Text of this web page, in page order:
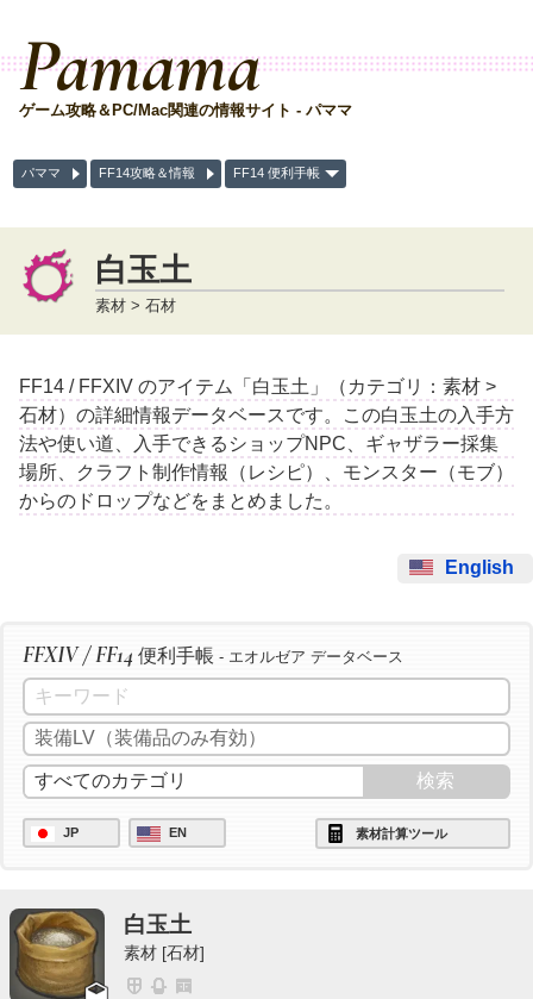
Pamama
ゲーム攻略＆PC/Mac関連の情報サイト - パママ
パママ FF14攻略＆情報 FF14 便利手帳
白玉土
素材 > 石材
FF14 / FFXIV のアイテム「白玉土」（カテゴリ：素材 >
石材）の詳細情報データベースです。この白玉土の入手方
法や使い道、入手できるショップNPC、ギャザラー採集
場所、クラフト制作情報（レシピ）、モンスター（モブ）
からのドロップなどをまとめました。
English
FFXIV / FF14 便利手帳 - エオルゼア データベース
JP EN 素材計算ツール
白玉土
素材 [石材]